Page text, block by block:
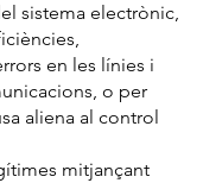
sistema electrònic,
en les línies i
o per
aliena al control
mitjançant